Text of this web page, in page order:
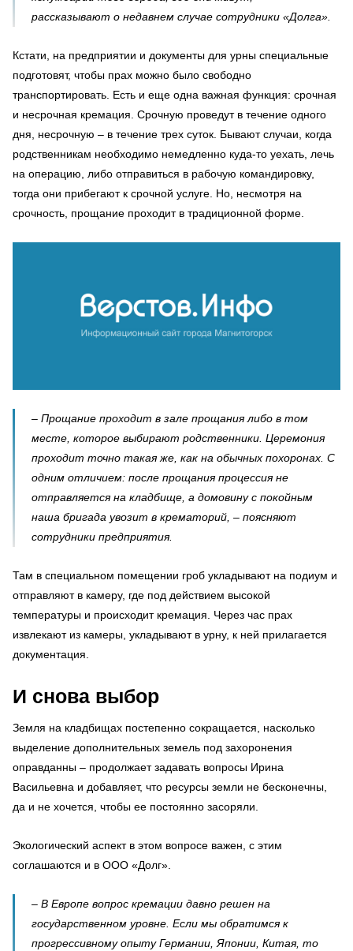
рассказывают о недавнем случае сотрудники «Долга».
Кстати, на предприятии и документы для урны специальные
подготовят, чтобы прах можно было свободно
транспортировать. Есть и еще одна важная функция: срочная
и несрочная кремация. Срочную проведут в течение одного
дня, несрочную – в течение трех суток. Бывают случаи, когда
родственникам необходимо немедленно куда-то уехать, лечь
на операцию, либо отправиться в рабочую командировку,
тогда они прибегают к срочной услуге. Но, несмотря на
срочность, прощание проходит в традиционной форме.
– Прощание проходит в зале прощания либо в том
месте, которое выбирают родственники. Церемония
проходит точно такая же, как на обычных похоронах. С
одним отличием: после прощания процессия не
отправляется на кладбище, а домовину с покойным
наша бригада увозит в крематорий, – поясняют
сотрудники предприятия.
Там в специальном помещении гроб укладывают на подиум и
отправляют в камеру, где под действием высокой
температуры и происходит кремация. Через час прах
извлекают из камеры, укладывают в урну, к ней прилагается
документация.
И снова выбор
Земля на кладбищах постепенно сокращается, насколько
выделение дополнительных земель под захоронения
оправданны – продолжает задавать вопросы Ирина
Васильевна и добавляет, что ресурсы земли не бесконечны,
да и не хочется, чтобы ее постоянно засоряли.
Экологический аспект в этом вопросе важен, с этим
соглашаются и в ООО «Долг».
– В Европе вопрос кремации давно решен на
государственном уровне. Если мы обратимся к
прогрессивному опыту Германии, Японии, Китая, то